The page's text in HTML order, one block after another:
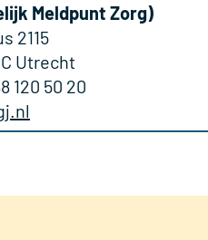
Meldpunt Zorg)
2115
Utrecht
120 50 20